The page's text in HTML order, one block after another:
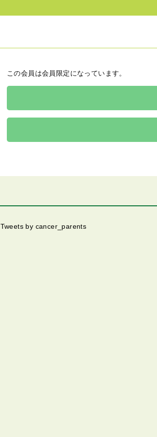
この会員は会員限定になっています。
Tweets by cancer_parents